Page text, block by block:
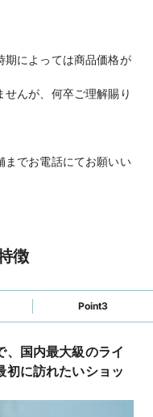
期によっては商品価格が
んが、何卒ご理解賜り
でお電話にてお願いい
徴
Point3
、国内最大級のライ
初に訪れたいショッ